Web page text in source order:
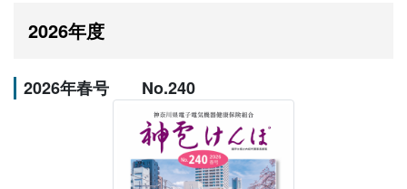
2026年度
2026年春号 No.240